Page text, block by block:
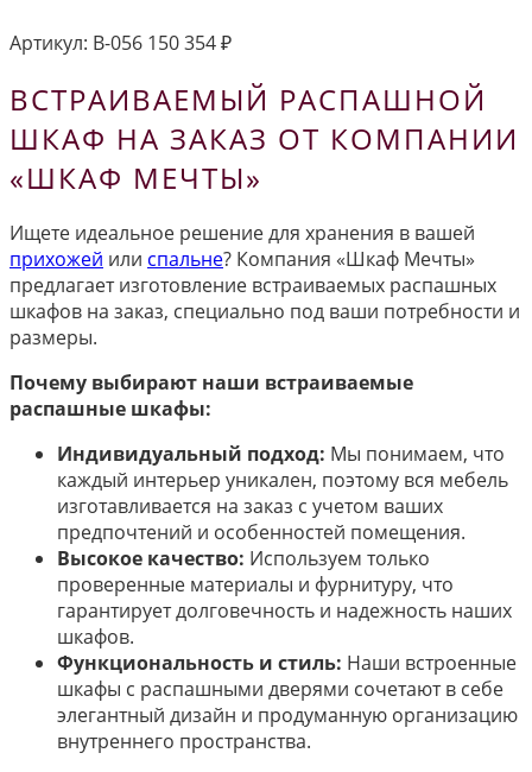
Артикул: В-056 150 354₽
ВСТРАИВАЕМЫЙ РАСПАШНОЙ
ШКАФ НА ЗАКАЗ ОТ КОМПАНИИ
«ШКАФ МЕЧТЫ»
Ищете идеальное решение для хранения в вашей
прихожей или спальне? Компания «Шкаф Мечты»
предлагает изготовление встраиваемых распашных
шкафов на заказ, специально под ваши потребности и
размеры.
Почему выбирают наши встраиваемые
распашные шкафы:
Индивидуальный подход: Мы понимаем, что
каждый интерьер уникален, поэтому вся мебель
изготавливается на заказ с учетом ваших
предпочтений и особенностей помещения.
Высокое качество: Используем только
проверенные материалы и фурнитуру, что
гарантирует долговечность и надежность наших
шкафов.
Функциональность и стиль: Наши встроенные
шкафы с распашными дверями сочетают в себе
элегантный дизайн и продуманную организацию
внутреннего пространства.